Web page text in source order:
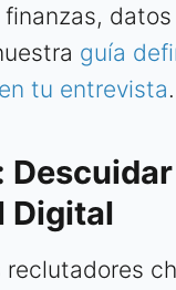
finanzas,
guía
tu entrevista.
Digital
reclutadores